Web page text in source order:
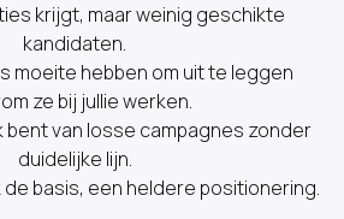
krijgt, maar weinig geschikte
kandidaten.
moeite hebben om uit te leggen
ze bij jullie werken.
bent van losse campagnes zonder
duidelijke lijn.
basis, een heldere positionering.